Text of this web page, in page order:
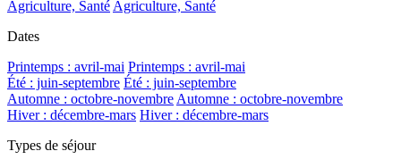
Agriculture, Santé Agriculture, Santé
Dates
Printemps : avril-mai Printemps : avril-mai
Été : juin-septembre Été : juin-septembre
Automne : octobre-novembre Automne : octobre-novembre
Hiver : décembre-mars Hiver : décembre-mars
Types de séjour